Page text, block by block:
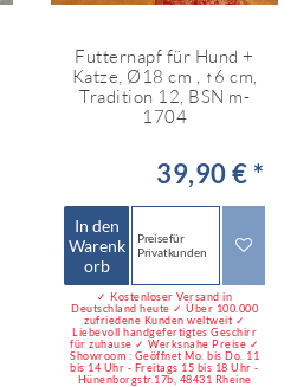
Futternapf für Hund +
Katze, Ø18 cm , ↑6 cm,
Tradition 12, BSN m-
1704
39,90 € *
In den
Warenk
orb
Preise für
Privatkunden
✓ Kostenloser Versand in
Deutschland heute ✓ Über 100.000
zufriedene Kunden weltweit ✓
Liebevoll handgefertigtes Geschirr
für zuhause ✓ Werksnahe Preise ✓
Showroom : Geöffnet Mo. bis Do. 11
bis 14 Uhr - Freitags 15 bis 18 Uhr -
Hünenborgstr.17b, 48431 Rheine